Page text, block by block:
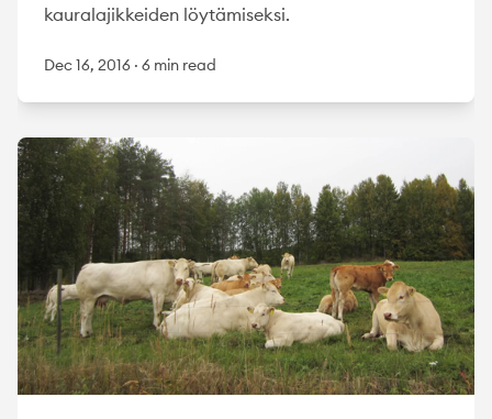
kauralajikkeiden löytämiseksi.
Dec 16, 2016 · 6 min read